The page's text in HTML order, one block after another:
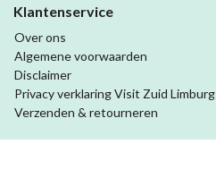
Klantenservice
Over ons
Algemene voorwaarden
Disclaimer
Privacy verklaring Visit Zuid Limburg
Verzenden & retourneren